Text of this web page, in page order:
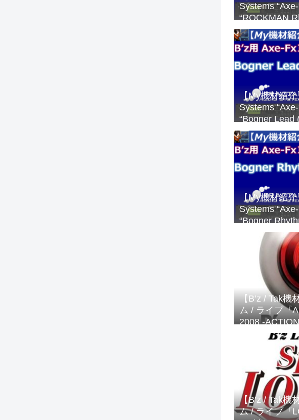
Systems
“ROCKMAN
2023年版
【My機材紹
Systems
“Bogner Lead
【My機材紹
Systems
“Bogner
【B’z / Tak機
ム / ライブ『
2008 -
【B’z / Tak機
ム / ライブ『